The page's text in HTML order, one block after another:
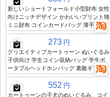
新しいショートフォールド小型財布 女性
向けニッチデザイン かわいいプリント猫
ミニ財布 コインカードバッグ 薄手
273 円
クリエイティブカートゥーン ぬいぐるみ
子供向け 学生コイン収納バッグ 学生ポ
ータブルヘッドホンバッグ 素敵ギフト
552 円
カートゥーンの子犬のぬいぐるみ、コイ